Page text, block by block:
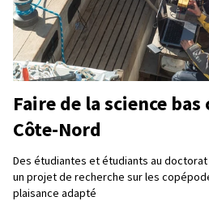
Faire de la science
Côte-Nord
Des étudiantes et étudiants au
un projet de recherche sur les
plaisance adapté